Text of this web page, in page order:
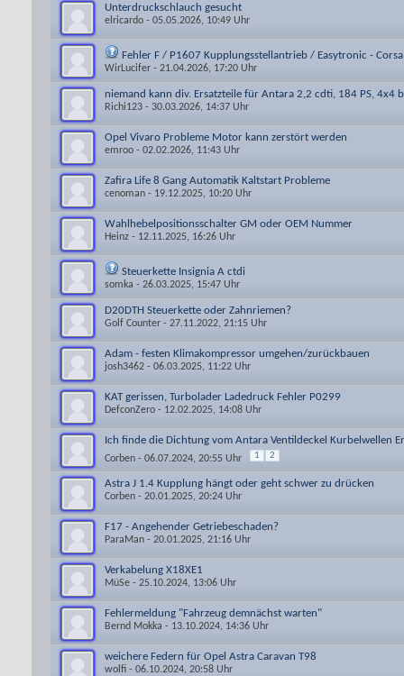
Unterdruckschlauch gesucht
elricardo - 05.05.2026, 10:49 Uhr
Fehler F / P1607 Kupplungsstellantrieb / Easytronic -
WirLucifer - 21.04.2026, 17:20 Uhr
niemand kann div. Ersatzteile für Antara 2,2 cdti, 184 PS, 4x4
Richi123 - 30.03.2026, 14:37 Uhr
Opel Vivaro Probleme Motor kann zerstört werden
emroo - 02.02.2026, 11:43 Uhr
Zafira Life 8 Gang Automatik Kaltstart Probleme
cenoman - 19.12.2025, 10:20 Uhr
Wahlhebelpositionsschalter GM oder OEM Nummer
Heinz - 12.11.2025, 16:26 Uhr
Steuerkette Insignia A ctdi
somka - 26.03.2025, 15:47 Uhr
D20DTH Steuerkette oder Zahnriemen?
Golf Counter - 27.11.2022, 21:15 Uhr
Adam - festen Klimakompressor umgehen/zurückbauen
josh3462 - 06.03.2025, 11:22 Uhr
KAT gerissen, Turbolader Ladedruck Fehler P0299
DefconZero - 12.02.2025, 14:08 Uhr
Ich finde die Dichtung vom Antara Ventildeckel Kurbelwellen
Corben - 06.07.2024, 20:55 Uhr 1 2
Astra J 1.4 Kupplung hängt oder geht schwer zu drücken
Corben - 20.01.2025, 20:24 Uhr
F17 - Angehender Getriebeschaden?
ParaMan - 20.01.2025, 21:16 Uhr
Verkabelung X18XE1
MüSe - 25.10.2024, 13:06 Uhr
Fehlermeldung "Fahrzeug demnächst warten"
Bernd Mokka - 13.10.2024, 14:36 Uhr
weichere Federn für Opel Astra Caravan T98
wolfi - 06.10.2024, 20:58 Uhr